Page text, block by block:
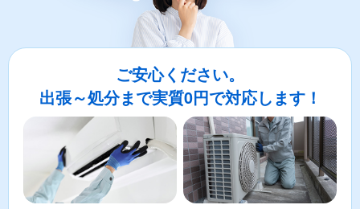
ご安心ください。
出張～処分まで実質0円で対応します！